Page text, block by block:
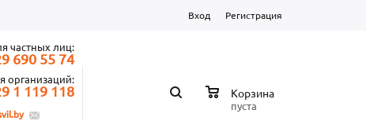
Вход Регистрация
частных лиц:
690 55 74
организаций:
1 119 118 Корзина
пуста